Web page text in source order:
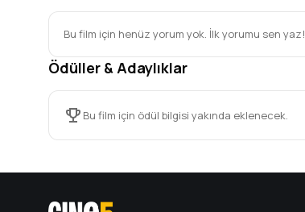
Bu film için henüz yorum yok. İlk yorumu sen yaz!
Ödüller & Adaylıklar
Bu film için ödül bilgisi yakında eklenecek.